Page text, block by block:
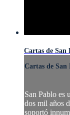
Cartas de San
Cartas de San
San Pablo es
dos mil años
soportó